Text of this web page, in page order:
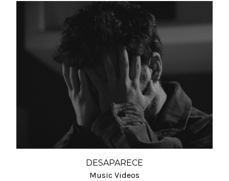
DESAPARECE
Music Videos